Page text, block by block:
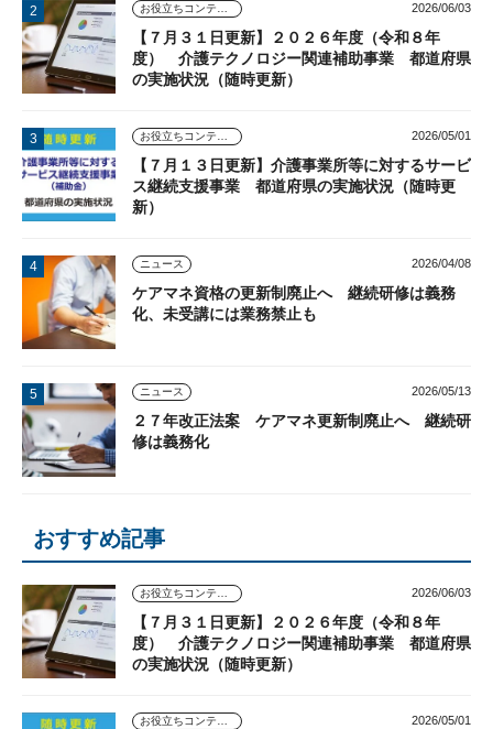
2026/06/03
【７月３１日更新】２０２６年度（令和８年
度） 介護テクノロジー関連補助事業 都道府県
の実施状況（随時更新）
2026/05/01
【７月１３日更新】介護事業所等に対するサービ
ス継続支援事業 都道府県の実施状況（随時更
新）
ニュース 2026/04/08
ケアマネ資格の更新制廃止へ 継続研修は義務
化、未受講には業務禁止も
ニュース 2026/05/13
２７年改正法案 ケアマネ更新制廃止へ 継続研
修は義務化
おすすめ記事
2026/06/03
【７月３１日更新】２０２６年度（令和８年
度） 介護テクノロジー関連補助事業 都道府県
の実施状況（随時更新）
2026/05/01